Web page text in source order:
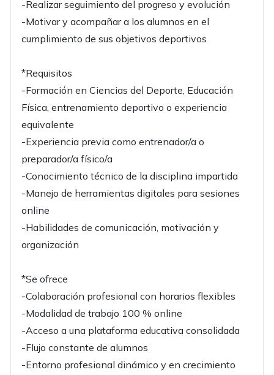
-Realizar seguimiento del progreso y evolución
-Motivar y acompañar a los alumnos en el
cumplimiento de sus objetivos deportivos
*Requisitos
-Formación en Ciencias del Deporte, Educación
Física, entrenamiento deportivo o experiencia
equivalente
-Experiencia previa como entrenador/a o
preparador/a físico/a
-Conocimiento técnico de la disciplina impartida
-Manejo de herramientas digitales para sesiones
online
-Habilidades de comunicación, motivación y
organización
*Se ofrece
-Colaboración profesional con horarios flexibles
-Modalidad de trabajo 100 % online
-Acceso a una plataforma educativa consolidada
-Flujo constante de alumnos
-Entorno profesional dinámico y en crecimiento